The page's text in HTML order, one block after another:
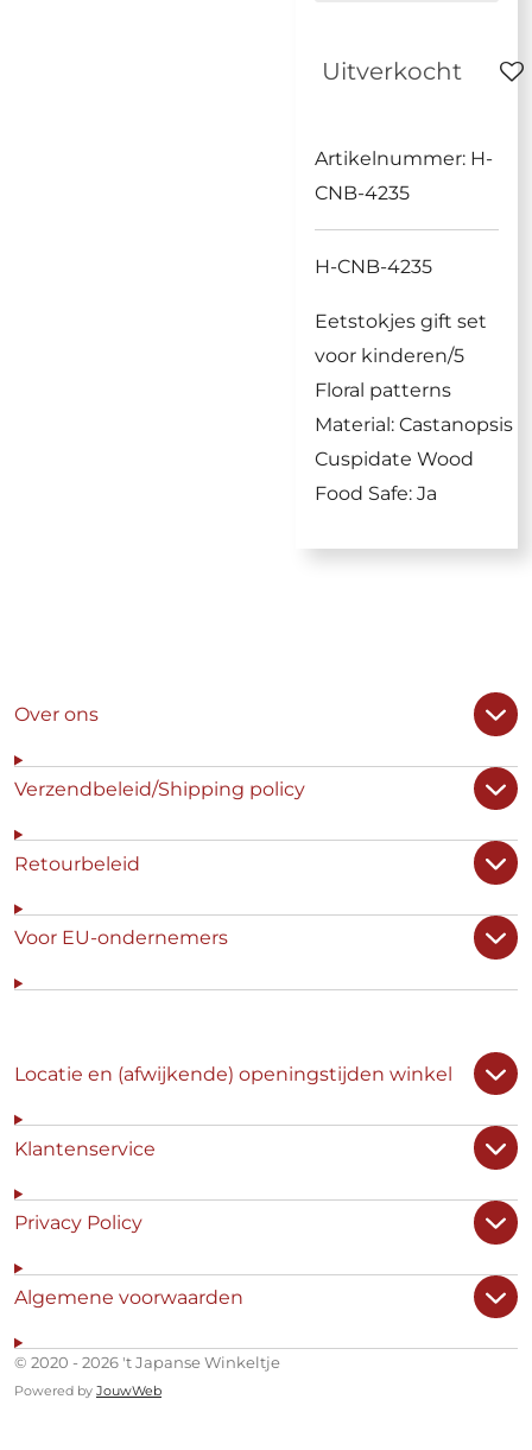
Uitverkocht
Artikelnummer: H-
CNB-4235
H-CNB-4235
Eetstokjes gift set
voor kinderen/5
Floral patterns
Material: Castanopsis
Cuspidate Wood
Food Safe: Ja
Over ons
Verzendbeleid/Shipping policy
Retourbeleid
Voor EU-ondernemers
Locatie en (afwijkende) openingstijden winkel
Klantenservice
Privacy Policy
Algemene voorwaarden
© 2020 - 2026 't Japanse Winkeltje
Powered by JouwWeb